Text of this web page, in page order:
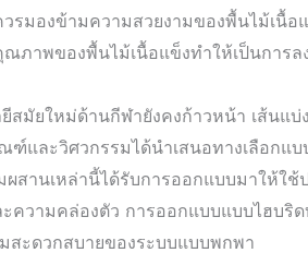
รมองข้ามความสวยงามของพื้นไม้เนื้
ภาพของพื้นไม้เนื้อแข็งทำให้เป็นการ
มัยใหม่ด้านกีฬายังคงก้าวหน้า เส้นแบ่
ฑ์และวิศวกรรมได้นำเสนอทางเลือกแ
สานเหล่านี้ได้รับการออกแบบมาให้ใ
ความคล่องตัว การออกแบบแบบไฮบ
สะดวกสบายของระบบแบบพกพา